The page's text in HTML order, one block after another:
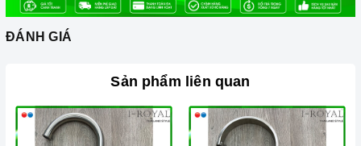
ĐÁNH GIÁ
Sản phẩm liên quan